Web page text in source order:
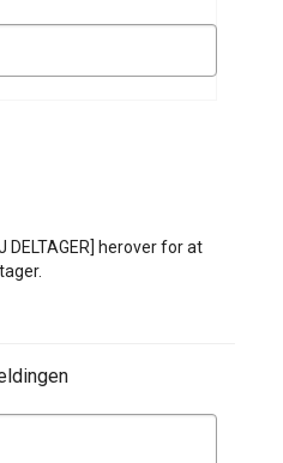
DELTAGER] herover for at